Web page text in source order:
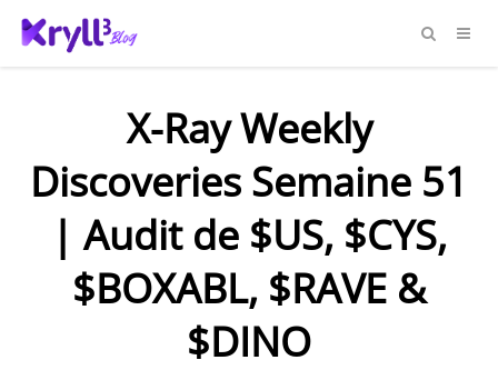
X-Ray Weekly
Discoveries Semaine 51
| Audit de $US, $CYS,
$BOXABL, $RAVE &
$DINO